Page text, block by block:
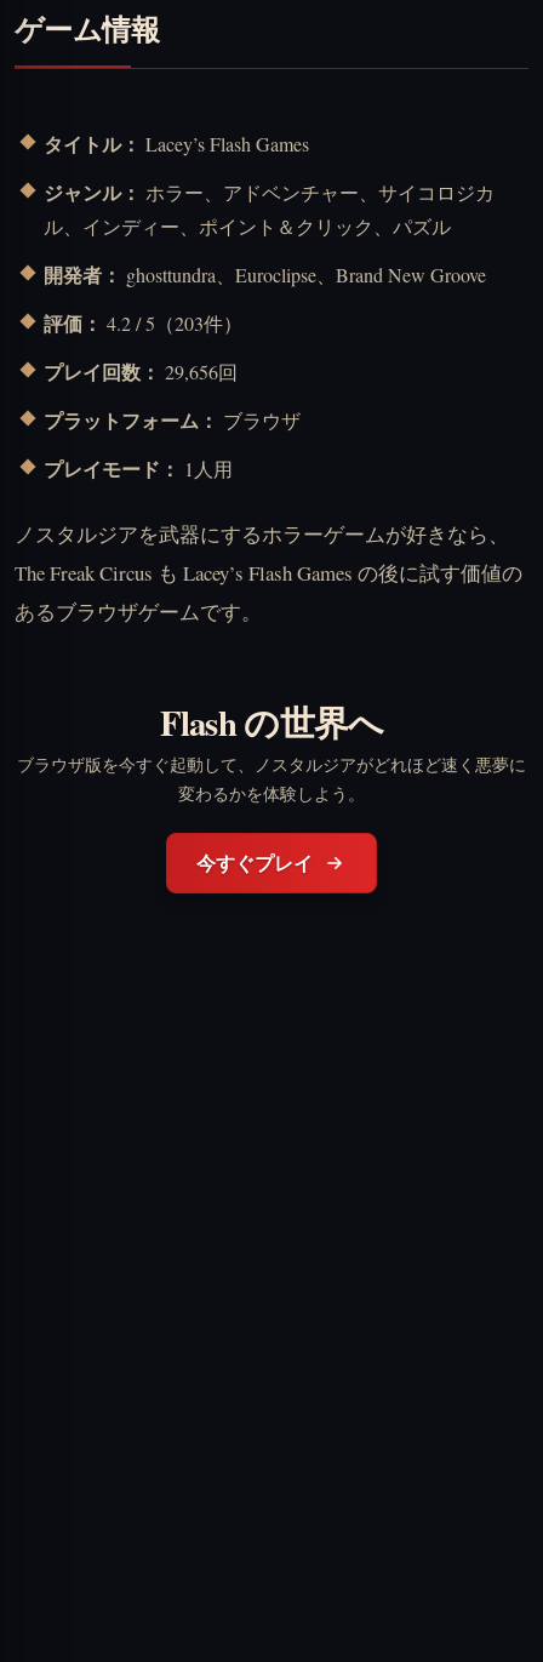
ゲーム情報
タイトル： Lacey’s Flash Games
ジャンル： ホラー、アドベンチャー、サイコロジカ
ル、インディー、ポイント＆クリック、パズル
開発者： ghosttundra、Euroclipse、Brand New Groove
評価： 4.2 / 5（203件）
プレイ回数： 29,656回
プラットフォーム： ブラウザ
プレイモード： 1人用
ノスタルジアを武器にするホラーゲームが好きなら、
The Freak Circus も Lacey’s Flash Games の後に試す価値の
あるブラウザゲームです。
Flash の世界へ
ブラウザ版を今すぐ起動して、ノスタルジアがどれほど速く悪夢に
変わるかを体験しよう。
今すぐプレイ